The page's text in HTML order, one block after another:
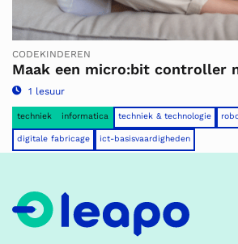
CODEKINDEREN
Maak een micro:bit controller
1 lesuur
techniek informatica techniek & technologie
digitale fabricage ict-basisvaardigheden